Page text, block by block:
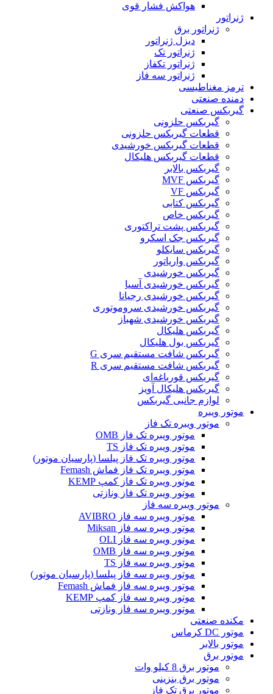
هواکش فشار قوی
ژنراتور
ژنراتور برق
دیزل ژنراتور
ژنراتور تک
ژنراتور تکفاز
ژنراتور سه فاز
ترمز مغناطیسی
دمنده صنعتی
گیربکس صنعتی
گیربکس حلزونی
قطعات گيربکس حلزونی
قطعات گيربکس خورشيدی
قطعات گیربکس هلیکال
گيربکس بالابر
گیربکس MVF
گیربکس VF
گیربکس کتابی
گیربکس خاص
گیربکس پشت تراکتوری
گیربکس جک اسکرو
گیربکس سایکلو
گیربکس واریاتور
گیربکس خورشیدی
گیربکس خورشیدی آسیا
گیربکس خورشیدی رجیانا
گیربکس خورشیدی سروموتوری
گیربکس خورشیدی شهباز
گیربکس هلیکال
گیربکس بول هلیکال
گیربکس شافت مستقیم سری G
گیربکس شافت مستقیم سری R
گیربکس قورباغه‌ای
گیربکس هلیکال آویز
لوازم جانبی گیربکس
موتور ویبره
موتور ویبره تک فاز
موتور ویبره تک فاز OMB
موتور ویبره تک فاز TS
موتور ویبره تک فاز پیلسا (پارسیان موتور)
موتور ویبره تک فاز فماش Femash
موتور ویبره تک فاز کمپ KEMP
موتور ویبره تک فاز ونازتی
موتور ویبره سه فاز
موتور ویبره سه فاز AVIBRO
موتور ویبره سه فاز Miksan
موتور ویبره سه فاز OLI
موتور ویبره سه فاز OMB
موتور ویبره سه فاز TS
موتور ویبره سه فاز پیلسا (پارسیان موتور)
موتور ویبره سه فاز فماش Femash
موتور ویبره سه فاز کمپ KEMP
موتور ویبره سه فاز ونازتی
مکنده صنعتی
موتور DC کرماس
موتور بالابر
موتور برق
موتور برق 8 کیلو وات
موتور برق بنزینی
موتور برق تک فاز